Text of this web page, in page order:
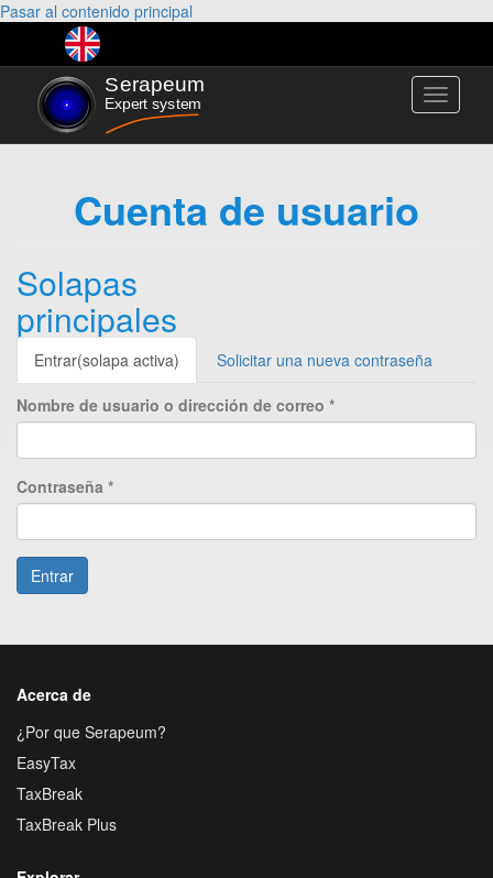
Pasar al contenido principal
Toggle
Cuenta de usuario
Solapas
principales
Entrar(solapa activa) Solicitar una nueva contraseña
Nombre de usuario o dirección de correo *
Contraseña *
Entrar
Acerca de
¿Por que Serapeum?
EasyTax
TaxBreak
TaxBreak Plus